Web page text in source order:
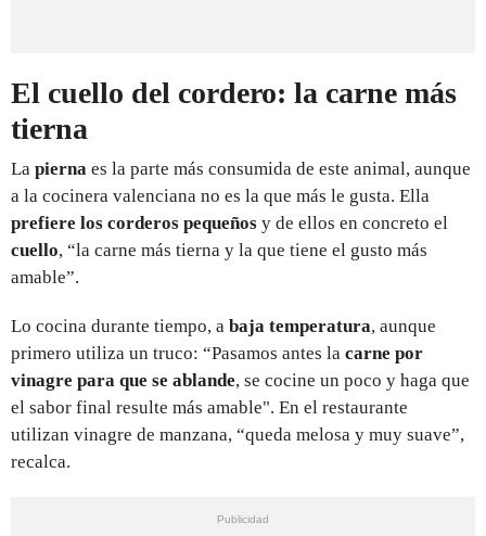
El cuello del cordero: la carne más
tierna
La pierna es la parte más consumida de este animal, aunque
a la cocinera valenciana no es la que más le gusta. Ella
prefiere los corderos pequeños y de ellos en concreto el
cuello, “la carne más tierna y la que tiene el gusto más
amable”.
Lo cocina durante tiempo, a baja temperatura, aunque
primero utiliza un truco: “Pasamos antes la carne por
vinagre para que se ablande, se cocine un poco y haga que
el sabor final resulte más amable". En el restaurante
utilizan vinagre de manzana, “queda melosa y muy suave”,
recalca.